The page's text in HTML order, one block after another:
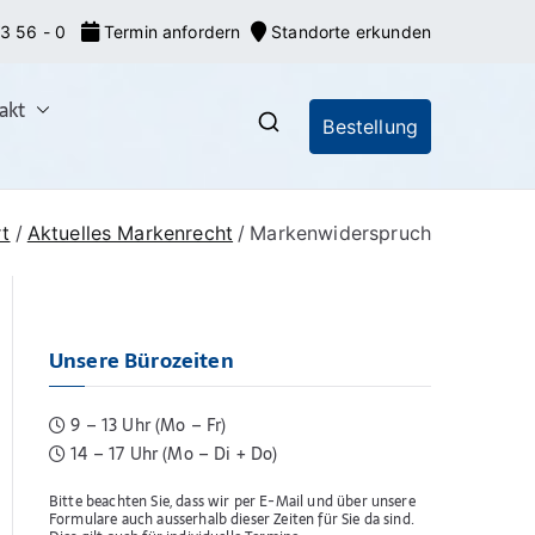
56 - 0 Termin anfordern Standorte erkunden
Markeneroberer
(EU-Marken) und IR-Marken
Markenrecherchen
Bestellung
Aktuelles Markenrecht Markenwiderspruch
Unsere Bürozeiten
9 – 13 Uhr (Mo – Fr)
14 – 17 Uhr (Mo – Di + Do)
Bitte beachten Sie, dass wir per E-Mail und über unsere
Formulare auch ausserhalb dieser Zeiten für Sie da sind.